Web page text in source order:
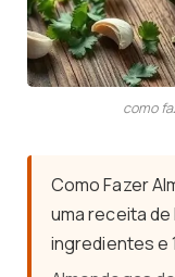
como
Como Fazer
uma receita
ingredientes e